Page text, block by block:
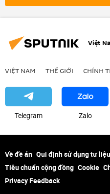
Việt
VIỆT NAM THẾ GIỚI CHÍNH
Telegram Zalo
Về đề án Qui định sử dụng tư liệu
Tiêu chuẩn cộng đồng Cookie
Privacy Feedback